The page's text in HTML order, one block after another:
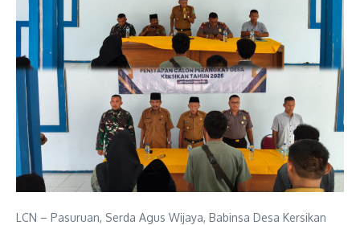
LCN – Pasuruan, Serda Agus Wijaya, Babinsa Desa Kersikan